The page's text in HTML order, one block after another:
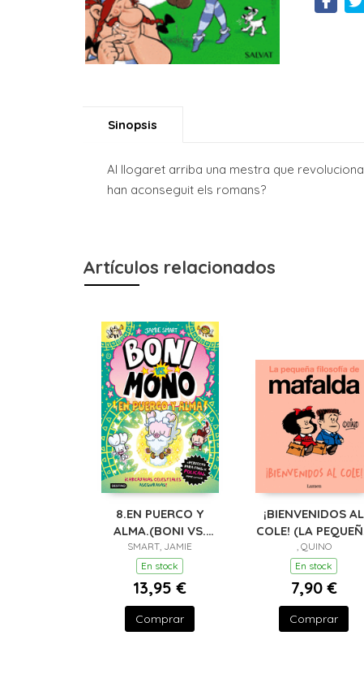
Sinopsis
Al llogaret arriba una mestra que
han aconseguit els romans?
Artículos relacionados
8.EN PUERCO Y
ALMA.(BONI VS.
MONO)
SMART, JAMIE
En stock
13,95 €
Comprar
¡BIENVENIDOS AL
COLE! (LA
FILOSOFÍA DE
MAFALDA)
, QUINO
En stock
7,90 €
Comprar